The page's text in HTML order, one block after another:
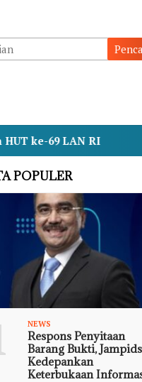
Operasi SAR
POPULER
NEWS
Respons Penyitaan
Barang Bukti,
Kedepankan
Keterbukaan